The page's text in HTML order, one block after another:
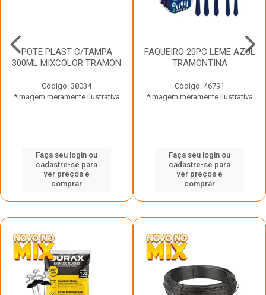
POTE PLAST C/TAMPA
300ML MIXCOLOR TRAMON
Código: 38034
*Imagem meramente ilustrativa
Faça seu login ou
cadastre-se para
ver preços e
comprar
FAQUEIRO 20PC LEME AZUL
TRAMONTINA
Código: 46791
*Imagem meramente ilustrativa
Faça seu login ou
cadastre-se para
ver preços e
comprar